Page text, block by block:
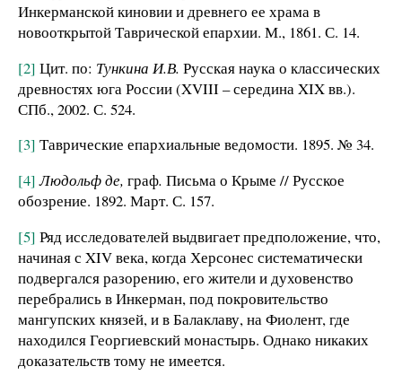
Инкерманской киновии и древнего ее храма в
новооткрытой Таврической епархии. М., 1861. С. 14.
[2] Цит. по: Тункина И.В. Русская наука о классических
древностях юга России (XVIII – середина XIX вв.).
СПб., 2002. С. 524.
[3] Таврические епархиальные ведомости. 1895. № 34.
[4] Людольф де, граф. Письма о Крыме // Русское
обозрение. 1892. Март. С. 157.
[5] Ряд исследователей выдвигает предположение, что,
начиная с XIV века, когда Херсонес систематически
подвергался разорению, его жители и духовенство
перебрались в Инкерман, под покровительство
мангупских князей, и в Балаклаву, на Фиолент, где
находился Георгиевский монастырь. Однако никаких
доказательств тому не имеется.